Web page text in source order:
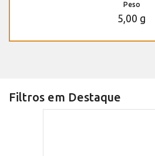
Peso
5,00 g
Filtros em Destaque